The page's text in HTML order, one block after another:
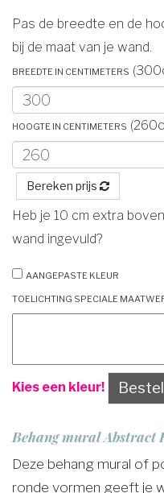
Pas de breedte en de
bij de maat van je wand.
Breedte in centimeters
Hoogte in centimeters
Bereken prijs
Heb je 10 cm extra
wand ingevuld?
Aangepaste kleur
Toelichting speciale
Kies een kleur!
Behang mural Abstract
Deze behang mural of
ronde vormen geeft je